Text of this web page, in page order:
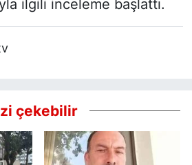
ilgili inceleme başlattı.
çekebilir